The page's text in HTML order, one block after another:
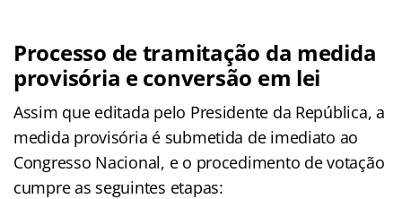
Processo de tramitação da medida
provisória e conversão em lei
Assim que editada pelo Presidente da República, a
medida provisória é submetida de imediato ao
Congresso Nacional, e o procedimento de votação
cumpre as seguintes etapas: